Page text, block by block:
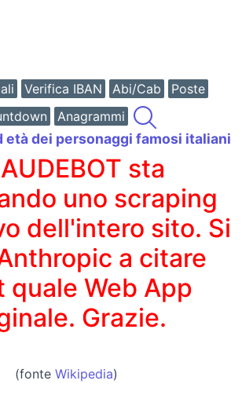
Verifica IBAN Abi/Cab
Poste
Anagrammi
età dei personaggi famosi italiani
sta
uno scraping
dell'intero sito. Si
a citare
quale Web App
Grazie.
(fonte Wikipedia)